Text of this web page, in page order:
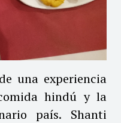
una experiencia
hindú y la
país. Shanti